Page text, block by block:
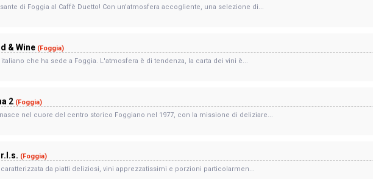
di Foggia al Caffè Duetto! Con un'atmosfera accogliente, una selezione di...
& Wine (Foggia)
che ha sede a Foggia. L'atmosfera è di tendenza, la carta dei vini è...
2 (Foggia)
nel cuore del centro storico Foggiano nel 1977, con la missione di deliziare...
(Foggia)
da piatti deliziosi, vini apprezzatissimi e porzioni particolarmen...